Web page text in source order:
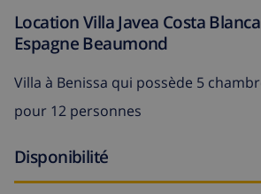
Location Villa Javea Costa
Espagne Beaumond
Villa à Benissa qui possède 5
pour 12 personnes
Disponibilité